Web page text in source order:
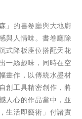
」的書卷廳與大地廚
與人情味。書卷廳除
式降板座位搭配天花
一絲趣味，同時在空
畫作，以傳統水墨材
創工具精密創作，將
人心的作品當中，並
生活即藝術」付諸實